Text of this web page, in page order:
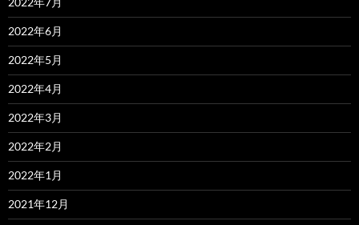
2022年6月
2022年5月
2022年4月
2022年3月
2022年2月
2022年1月
2021年12月